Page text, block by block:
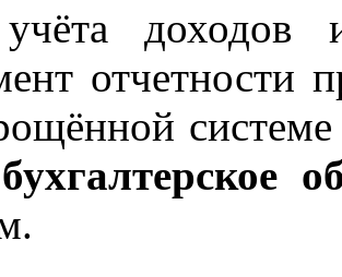
доходов
отчетности
бухгалтерское